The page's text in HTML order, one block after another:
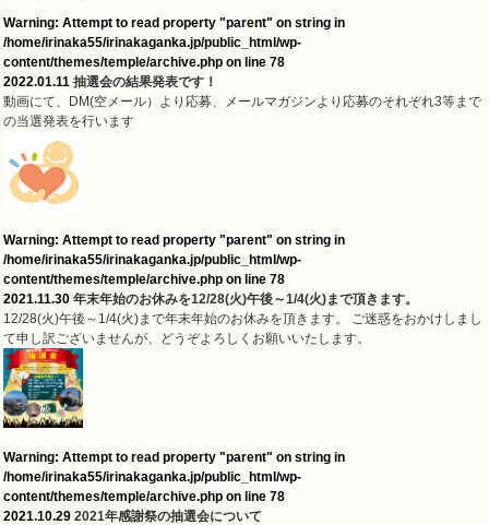
Warning: Attempt to read property "parent" on string in
/home/irinaka55/irinakaganka.jp/public_html/wp-
content/themes/temple/archive.php on line 78
2022.01.11 抽選会の結果発表です！
動画にて、DM(空メール）より応募、メールマガジンより応募のそれぞれ3等まで
の当選発表を行います
Warning: Attempt to read property "parent" on string in
/home/irinaka55/irinakaganka.jp/public_html/wp-
content/themes/temple/archive.php on line 78
2021.11.30 年末年始のお休みを12/28(火)午後～1/4(火)まで頂きます。
12/28(火)午後～1/4(火)まで年末年始のお休みを頂きます。 ご迷惑をおかけしまし
て申し訳ございませんが、どうぞよろしくお願いいたします。
Warning: Attempt to read property "parent" on string in
/home/irinaka55/irinakaganka.jp/public_html/wp-
content/themes/temple/archive.php on line 78
2021.10.29 2021年感謝祭の抽選会について